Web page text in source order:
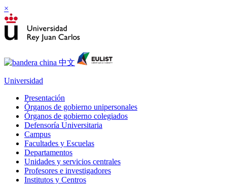
×
Universidad
Presentación
Órganos de gobierno unipersonales
Órganos de gobierno colegiados
Defensoría Universitaria
Campus
Facultades y Escuelas
Departamentos
Unidades y servicios centrales
Profesores e investigadores
Institutos y Centros